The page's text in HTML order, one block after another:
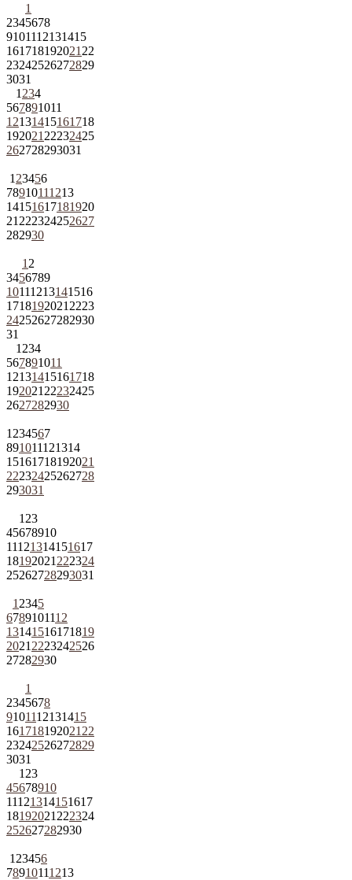
1
2345678
9101112131415
161718192021 22
23242526272829
3031
1 234
567891011
12131415161718
192021 22232425
262728293031
1 23456
78910111213
14151617181920
21 222324252627
282930
1 2
3456789
10111213141516
1718192021 2223
24252627282930
31
1 234
567891011
12131415161718
192021 22232425
2627282930
1 234567
891011121314
15161718192021
22232425262728
293031
1 23
45678910
11121314151617
18192021 222324
25262728293031
1 2345
6789101112
13141516171819
2021 2223242526
27282930
1
2345678
9101112131415
161718192021 22
23242526272829
3031
1 23
45678910
11121314151617
18192021 222324
252627282930
1 23456
78910111213